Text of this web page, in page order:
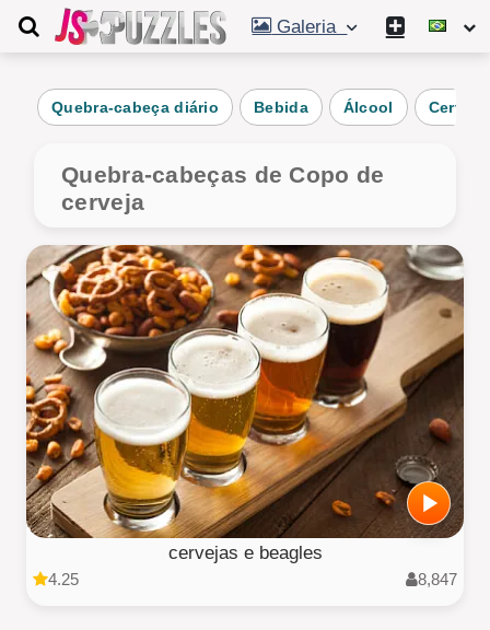
Galeria
Quebra-cabeça diário Bebida Álcool Cerveja
Quebra-cabeças de Copo de
cerveja
cervejas e beagles
4.25 8,847